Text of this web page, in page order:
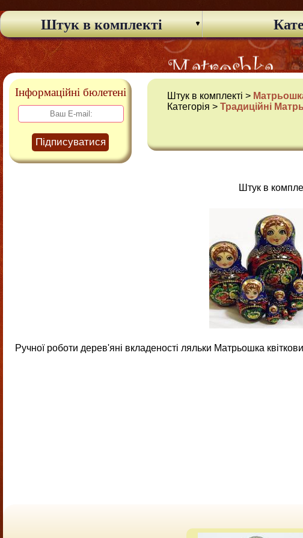
Штук в комплекті
Інформаційні бюлетені
Підписуватися
Штук в комплекті >
Категорія >Традиційні
Штук в
Ручної роботи дерев'яні вкладеності ляльки Матрьошка